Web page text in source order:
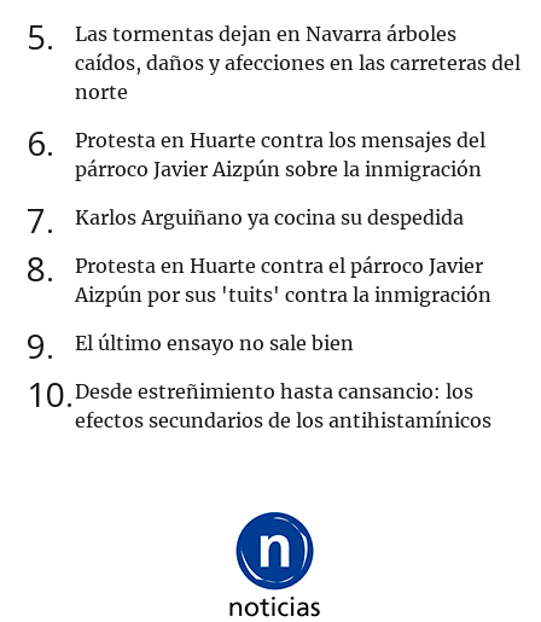
5
Las tormentas dejan en Navarra árboles
caídos, daños y afecciones en las carreteras del
norte
6
Protesta en Huarte contra los mensajes del
párroco Javier Aizpún sobre la inmigración
7 Karlos Arguiñano ya cocina su despedida
8
Protesta en Huarte contra el párroco Javier
Aizpún por sus 'tuits' contra la inmigración
9 El último ensayo no sale bien
10 Desde estreñimiento hasta cansancio: los
efectos secundarios de los antihistamínicos